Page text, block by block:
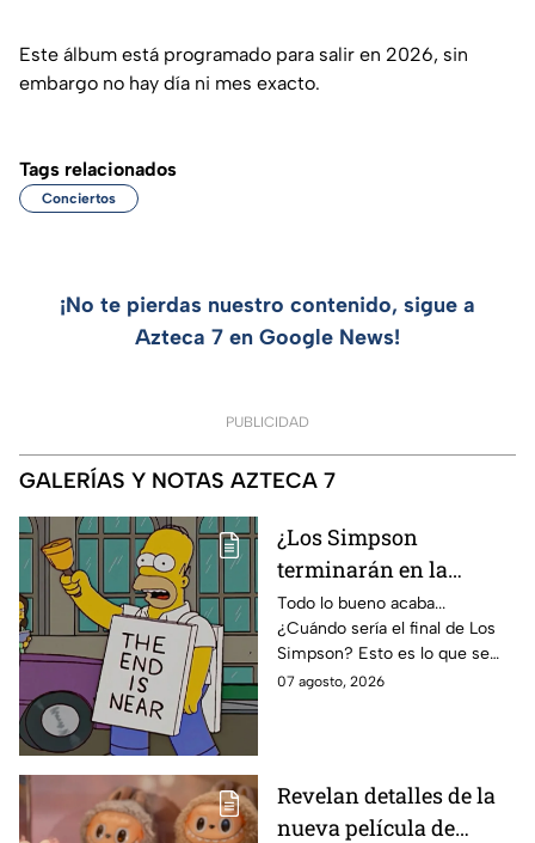
Este álbum está programado para salir en 2026, sin
embargo no hay día ni mes exacto.
Tags relacionados
Conciertos
¡No te pierdas nuestro contenido, sigue a
Azteca 7 en Google News!
PUBLICIDAD
GALERÍAS Y NOTAS AZTECA 7
¿Los Simpson
terminarán en la
temporada 40? Actriz
de Bart Simpson da
IMPACTANTE
declaración
Todo lo bueno acaba...
¿Cuándo sería el final de Los
Simpson? Esto es lo que se
sabe:
07 agosto, 2026
Revelan detalles de la
nueva película de